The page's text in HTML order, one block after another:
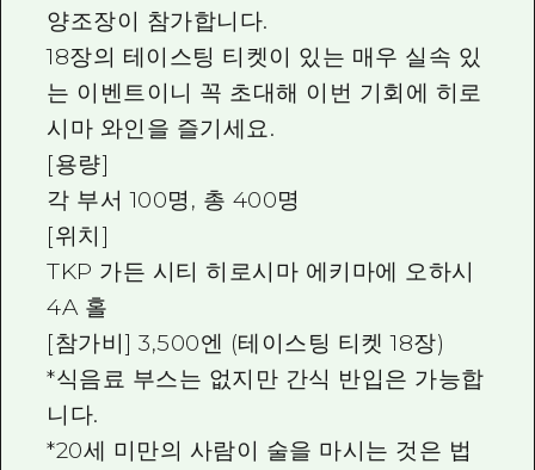
양조장이 참가합니다.
18장의 테이스팅 티켓이 있는 매우 실속 있
는 이벤트이니 꼭 초대해 이번 기회에 히로
시마 와인을 즐기세요.
[용량]
각 부서 100명, 총 400명
[위치]
TKP 가든 시티 히로시마 에키마에 오하시
4A 홀
[참가비] 3,500엔 (테이스팅 티켓 18장)
*식음료 부스는 없지만 간식 반입은 가능합
니다.
*20세 미만의 사람이 술을 마시는 것은 법